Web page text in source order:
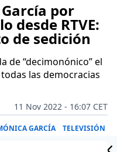
por
desde RTVE:
de sedición
de “decimonónico” el
las democracias
11 Nov 2022 - 16:07 CET
GARCÍA TELEVISIÓN